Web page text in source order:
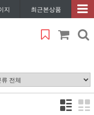
지 최근본상품